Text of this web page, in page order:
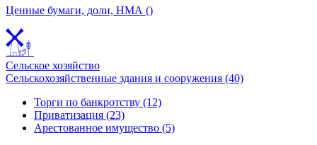
Ценные бумаги, доли, НМА ()
Сельское хозяйство
Сельскохозяйственные здания и сооружения (40)
Торги по банкротству (12)
Приватизация (23)
Арестованное имущество (5)